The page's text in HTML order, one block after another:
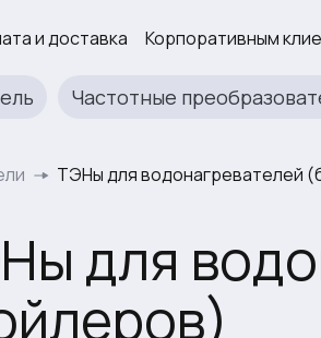
и доставка Корпоративным
Частотные
ТЭНы для водонагревателей
для